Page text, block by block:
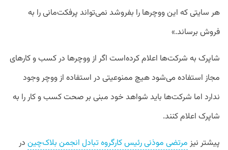
هر سایتی که این ووچرها را بفروشد نمی‌تواند پرفکت‌مانی را به
فروش برساند.»
شاپرک به شرکت‌ها اعلام کرده‌است اگر از ووچرها در کسب و کارهای
مجاز استفاده می‌شود هیچ ممنوعیتی در استفاده از ووچر وجود
ندارد اما شرکت‌ها باید شواهد خود مبنی بر صحت کسب و کار را به
شاپرک اعلام کنند.
پیشتر نیز مرتضی موذنی رئیس کارگروه تبادل انجمن بلاک‌چین در